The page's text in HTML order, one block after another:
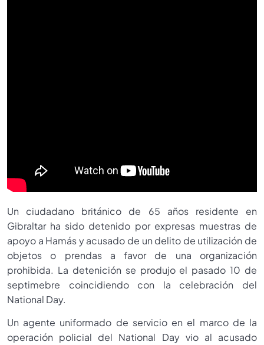
Un ciudadano británico de 65 años residente en
Gibraltar ha sido detenido por expresas muestras de
apoyo a Hamás y acusado de un delito de utilización de
objetos o prendas a favor de una organización
prohibida. La detenición se produjo el pasado 10 de
septimebre coincidiendo con la celebración del
National Day.
Un agente uniformado de servicio en el marco de la
operación policial del National Day vio al acusado